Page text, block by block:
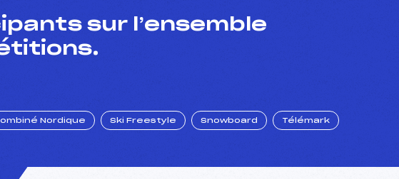
sur l’ensemble
Nordique Ski Freestyle Snowboard Télémark